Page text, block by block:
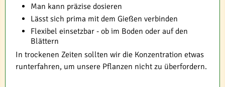
Man kann präzise dosieren
Lässt sich prima mit dem Gießen verbinden
Flexibel einsetzbar - ob im Boden oder auf den
Blättern
In trockenen Zeiten sollten wir die Konzentration etwas
runterfahren, um unsere Pflanzen nicht zu überfordern.